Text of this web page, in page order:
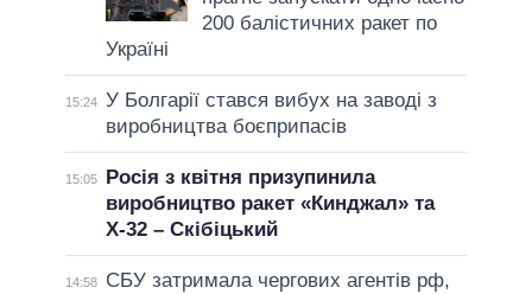
200 балістичних ракет по
Україні
15:24 У Болгарії стався вибух на заводі з
виробництва боєприпасів
15:05
Росія з квітня призупинила
виробництво ракет «Кинджал» та
Х-32 – Скібіцький
14:58
СБУ затримала чергових агентів рф,